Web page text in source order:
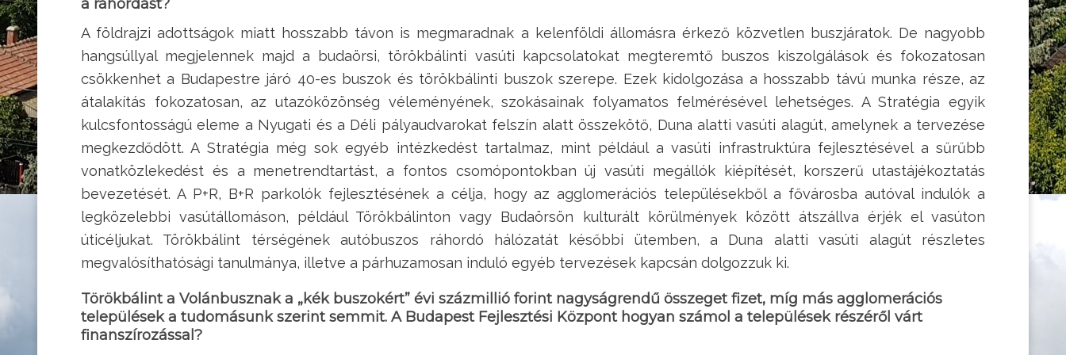
a ráhordást?
A földrajzi adottságok miatt hosszabb távon is megmaradnak a kelenföldi állomásra érkező közvetlen buszjáratok. De nagyobb
hangsúllyal megjelennek majd a budaörsi, törökbálinti vasúti kapcsolatokat megteremtő buszos kiszolgálások és fokozatosan
csökkenhet a Budapestre járó 40-es buszok és törökbálinti buszok szerepe. Ezek kidolgozása a hosszabb távú munka része, az
átalakítás fokozatosan, az utazóközönség véleményének, szokásainak folyamatos felmérésével lehetséges. A Stratégia egyik
kulcsfontosságú eleme a Nyugati és a Déli pályaudvarokat felszín alatt összekötő, Duna alatti vasúti alagút, amelynek a tervezése
megkezdődött. A Stratégia még sok egyéb intézkedést tartalmaz, mint például a vasúti infrastruktúra fejlesztésével a sűrűbb
vonatközlekedést és a menetrendtartást, a fontos csomópontokban új vasúti megállók kiépítését, korszerű utastájékoztatás
bevezetését. A P+R, B+R parkolók fejlesztésének a célja, hogy az agglomerációs településekből a fővárosba autóval indulók a
legközelebbi vasútállomáson, például Törökbálinton vagy Budaörsön kulturált körülmények között átszállva érjék el vasúton
úticéljukat. Törökbálint térségének autóbuszos ráhordó hálózatát későbbi ütemben, a Duna alatti vasúti alagút részletes
megvalósíthatósági tanulmánya, illetve a párhuzamosan induló egyéb tervezések kapcsán dolgozzuk ki.
Törökbálint a Volánbusznak a „kék buszokért” évi százmillió forint nagyságrendű összeget fizet, míg más agglomerációs
települések a tudomásunk szerint semmit. A Budapest Fejlesztési Központ hogyan számol a települések részéről várt
finanszírozással?